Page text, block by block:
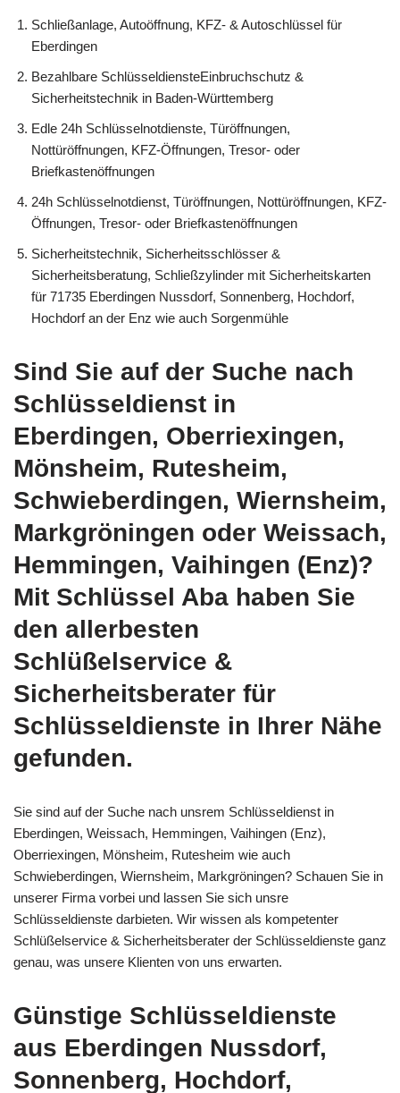
Schließanlage, Autoöffnung, KFZ- & Autoschlüssel für
Eberdingen
Bezahlbare SchlüsseldiensteEinbruchschutz &
Sicherheitstechnik in Baden-Württemberg
Edle 24h Schlüsselnotdienste, Türöffnungen,
Nottüröffnungen, KFZ-Öffnungen, Tresor- oder
Briefkastenöffnungen
24h Schlüsselnotdienst, Türöffnungen, Nottüröffnungen, KFZ-
Öffnungen, Tresor- oder Briefkastenöffnungen
Sicherheitstechnik, Sicherheitsschlösser &
Sicherheitsberatung, Schließzylinder mit Sicherheitskarten
für 71735 Eberdingen Nussdorf, Sonnenberg, Hochdorf,
Hochdorf an der Enz wie auch Sorgenmühle
Sind Sie auf der Suche nach
Schlüsseldienst in
Eberdingen, Oberriexingen,
Mönsheim, Rutesheim,
Schwieberdingen, Wiernsheim,
Markgröningen oder Weissach,
Hemmingen, Vaihingen (Enz)?
Mit Schlüssel Aba haben Sie
den allerbesten
Schlüßelservice &
Sicherheitsberater für
Schlüsseldienste in Ihrer Nähe
gefunden.
Sie sind auf der Suche nach unsrem Schlüsseldienst in
Eberdingen, Weissach, Hemmingen, Vaihingen (Enz),
Oberriexingen, Mönsheim, Rutesheim wie auch
Schwieberdingen, Wiernsheim, Markgröningen? Schauen Sie in
unserer Firma vorbei und lassen Sie sich unsre
Schlüsseldienste darbieten. Wir wissen als kompetenter
Schlüßelservice & Sicherheitsberater der Schlüsseldienste ganz
genau, was unsere Klienten von uns erwarten.
Günstige Schlüsseldienste
aus Eberdingen Nussdorf,
Sonnenberg, Hochdorf,